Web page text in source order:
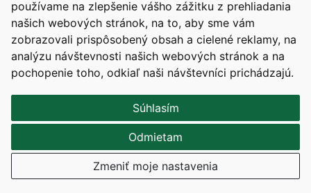
používame na zlepšenie vášho zážitku z prehliadania
našich webových stránok, na to, aby sme vám
zobrazovali prispôsobený obsah a cielené reklamy, na
analýzu návštevnosti našich webových stránok a na
pochopenie toho, odkiaľ naši návštevníci prichádzajú.
Súhlasím
Odmietam
Zmeniť moje nastavenia
Redakčný systém: SysCom